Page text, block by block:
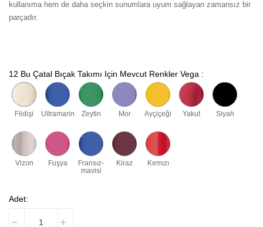
kullanıma hem de daha seçkin sunumlara uyum sağlayan zamansız bir
parçadır.
12 Bu Çatal Bıçak Takımı Için Mevcut Renkler Vega :
Fildişi Ultramarin Zeytin Mor Ayçiçeği Yakut Siyah
Vizon Fuşya
Fransız-
mavisi
Kiraz Kırmızı
Adet: